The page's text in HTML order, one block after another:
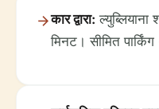
कार द्वारा:
मिनट। सीमित